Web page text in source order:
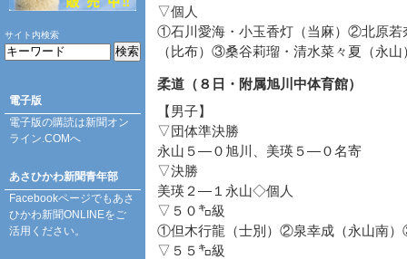
▽個人
①石川愛海・小玉香灯（当麻）②北原
（比布）③桑谷莉瑠・清水菜々夏（永山
柔道（８日・附属旭川中体育館）
【男子】
▽団体準決勝
永山５―０旭川、美瑛５―０名寄
▽決勝
美瑛２―１永山◇個人
▽５０㌔級
①但木行龍（士別）②泉幸成（永山南
▽５５㌔級
サイト内検索
電子版
電子版の購読は新聞オン
ライン.COMへ
あさひかわ新聞青年部
Facebookページでもあさ
ひかわ新聞ONLINEをご
活用ください。